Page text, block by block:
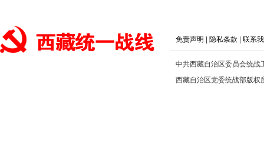
免责声明 | 隐私条款 | 联系
中共西藏自治区委员会统
西藏自治区党委统战部版